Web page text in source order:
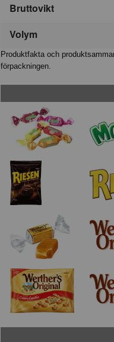
Bruttovikt
Volym
Produktfakta och
förpackningen.